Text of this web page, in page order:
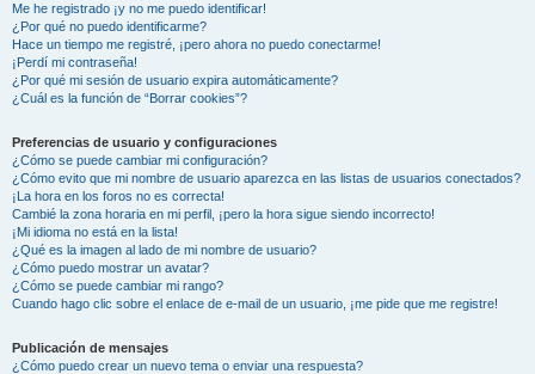
Me he registrado ¡y no me puedo identificar!
¿Por qué no puedo identificarme?
Hace un tiempo me registré, ¡pero ahora no puedo conectarme!
¡Perdí mi contraseña!
¿Por qué mi sesión de usuario expira automáticamente?
¿Cuál es la función de “Borrar cookies”?
Preferencias de usuario y configuraciones
¿Cómo se puede cambiar mi configuración?
¿Cómo evito que mi nombre de usuario aparezca en las listas de usuarios conectados?
¡La hora en los foros no es correcta!
Cambié la zona horaria en mi perfil, ¡pero la hora sigue siendo incorrecto!
¡Mi idioma no está en la lista!
¿Qué es la imagen al lado de mi nombre de usuario?
¿Cómo puedo mostrar un avatar?
¿Cómo se puede cambiar mi rango?
Cuando hago clic sobre el enlace de e-mail de un usuario, ¡me pide que me registre!
Publicación de mensajes
¿Cómo puedo crear un nuevo tema o enviar una respuesta?